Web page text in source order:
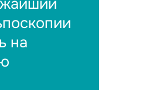
на